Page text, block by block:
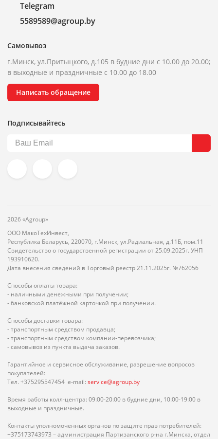
Telegram
5589589@agroup.by
Самовывоз
г.Минск, ул.Притыцкого, д.105 в будние дни с 10.00 до 20.00;
в выходные и праздничные с 10.00 до 18.00
Написать обращение
Подписывайтесь
2026 «Agroup»
ООО МакоТехИнвест,
Республика Беларусь, 220070, г.Минск, ул.Радиальная, д.11Б, пом.11
Свидетельство о государственной регистрации от 25.09.2025г. УНП
193910620.
Дата внесения сведений в Торговый реестр 21.11.2025г. №762056
Способы оплаты товара:
- наличными денежными при получении;
- банковской платёжной карточкой при получении.
Способы доставки товара:
- транспортным средством продавца;
- транспортным средством компании-перевозчика;
- самовывоз из пункта выдача заказов.
Гарантийное и сервисное обслуживание, разрешение вопросов
покупателей:
Тел. +375295547454 e-mail: service@agroup.by
Время работы колл-центра: 09:00-20:00 в будние дни, 10:00-19:00 в
выходные и праздничные.
Контакты уполномоченных органов по защите прав потребителей:
+375173743973 – администрация Партизанского р-на г.Минска, отдел